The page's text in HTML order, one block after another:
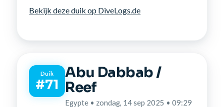
Bekijk deze duik op DiveLogs.de
Duik
#71
Abu Dabbab /
Reef
Egypte • zondag, 14 sep 2025 • 09:29